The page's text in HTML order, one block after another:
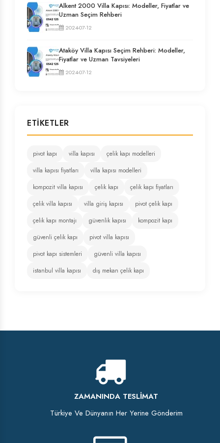
Alkent 2000 Villa Kapısı: Modeller, Fiyatlar ve
Uzman Seçim Rehberi
2024-07-12
Ataköy Villa Kapısı Seçim Rehberi: Modeller,
Fiyatlar ve Uzman Tavsiyeleri
2024-07-12
ETIKETLER
pivot kapı villa kapısı
çelik kapı modelleri
villa kapısı fiyatları
villa kapısı modelleri
kompozit villa kapısı
çelik kapı
çelik kapı fiyatları
çelik villa kapısı
villa giriş kapısı
pivot çelik kapı
çelik kapı montajı
güvenlik kapısı
kompozit kapı
güvenli çelik kapı
pivot villa kapısı
pivot kapı sistemleri
güvenli villa kapısı
istanbul villa kapısı
dış mekan çelik kapı
ZAMANINDA TESLIMAT
Türkiye Ve Dünyanın Her Yerine Gönderim